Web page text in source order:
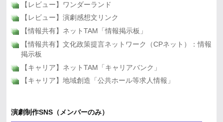
【レビュー】ワンダーランド
【レビュー】演劇感想文リンク
【情報共有】ネットTAM「情報掲示板」
【情報共有】文化政策提言ネットワーク（CPネット）：情報
掲示板
【キャリア】ネットTAM「キャリアバンク」
【キャリア】地域創造「公共ホール等求人情報」
演劇制作SNS（メンバーのみ）